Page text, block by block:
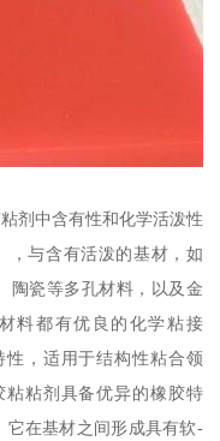
剂中含有性和化学活泼性
，与含有活泼的基材，如
陶瓷等多孔材料，以及金
料都有优良的化学粘接
，适用于结构性粘合领
粘剂具备优异的橡胶特
它在基材之间形成具有软-